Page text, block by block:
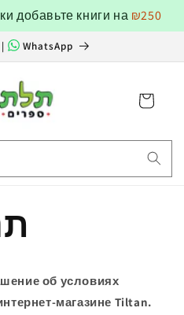
добавьте книги на ₪250
WhatsApp
Корзина
об условиях
магазине Tiltan.